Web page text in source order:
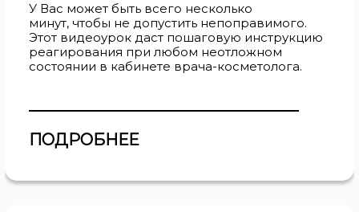
У Вас может быть всего несколько
минут, чтобы не допустить непоправимого.
Этот видеоурок даст пошаговую инструкцию
реагирования при любом неотложном
состоянии в кабинете врача-косметолога.
ПОДРОБНЕЕ